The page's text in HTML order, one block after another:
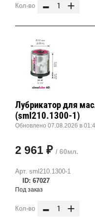
Кол-во - +
Арт. sml210.1300-1
ID: 67027
Лубрикатор для
(sml210.1300-1)
Обновлено 07.08.2026 в
2 961 ₽ / 60мл.
Под заказ
Кол-во - +